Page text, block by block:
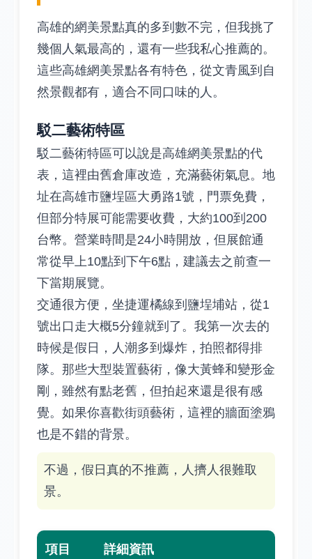
高雄的網美景點真的多到數不完，但我挑了
幾個人氣最高的，還有一些我私心推薦的。
這些高雄網美景點各有特色，從文青風到自
然景觀都有，適合不同口味的人。
駁二藝術特區
駁二藝術特區可以說是高雄網美景點的代
表，這裡由舊倉庫改造，充滿藝術氣息。地
址在高雄市鹽埕區大勇路1號，門票免費，
但部分特展可能需要收費，大約100到200
台幣。營業時間是24小時開放，但展館通
常從早上10點到下午6點，建議去之前查一
下當期展覽。
交通很方便，坐捷運橘線到鹽埕埔站，從1
號出口走大概5分鐘就到了。我第一次去的
時候是假日，人潮多到爆炸，拍照都得排
隊。那些大型裝置藝術，像大黃蜂和變形金
剛，雖然有點老舊，但拍起來還是很有感
覺。如果你喜歡街頭藝術，這裡的牆面塗鴉
也是不錯的背景。
不過，假日真的不推薦，人擠人很難取
景。
項目 詳細資訊